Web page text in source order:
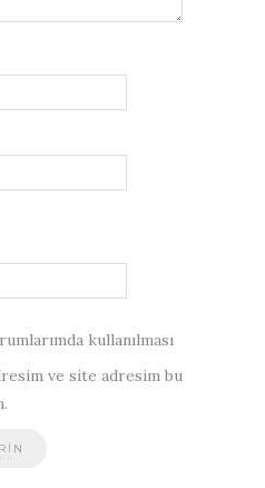
kullanılması
ve site adresim bu